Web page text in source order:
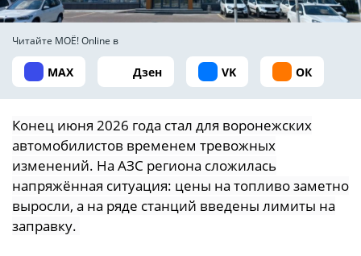
Читайте МОЁ! Online в
MAX Дзен VK ОК
Конец июня 2026 года стал для воронежских
автомобилистов временем тревожных
изменений. На АЗС региона сложилась
напряжённая ситуация: цены на топливо заметно
выросли, а на ряде станций введены лимиты на
заправку.